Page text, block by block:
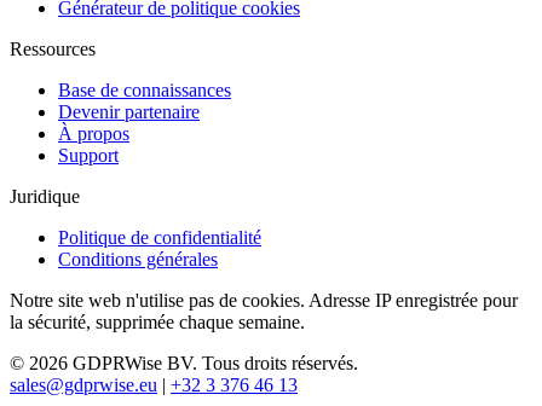
Générateur de politique cookies
Ressources
Base de connaissances
Devenir partenaire
À propos
Support
Juridique
Politique de confidentialité
Conditions générales
Notre site web n'utilise pas de cookies. Adresse IP enregistrée pour
la sécurité, supprimée chaque semaine.
© 2026 GDPRWise BV. Tous droits réservés.
sales@gdprwise.eu | +32 3 376 46 13